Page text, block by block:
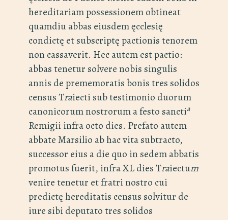
hereditariam possessionem obtineat
quamdiu abbas eiusdem ęcclesię
condictę et subscriptę pactionis tenorem
non cassaverit. Hec autem est pactio:
abbas tenetur solvere nobis singulis
annis de prememoratis bonis tres solidos
census Traiecti sub testimonio duorum
canonicorum nostrorum a festo sanctia
Remigii infra octo dies. Prefato autem
abbate Marsilio ab hac vita subtracto,
successor eius a die quo in sedem abbatis
promotus fuerit, infra XL dies Traiectum
venire tenetur et fratri nostro cui
predictę hereditatis census solvitur de
iure sibi deputato tres solidos